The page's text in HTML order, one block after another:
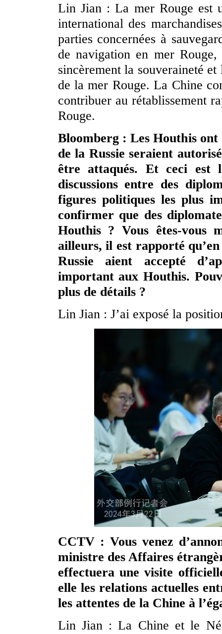
Lin Jian : La mer Rouge est
international des
parties concernées à
de navigation en mer
sincèrement la souveraineté
de la mer Rouge. La Chine
contribuer au rétablissement
Rouge.
Bloomberg : Les Houthis ont
de la Russie seraient
être attaqués. Et ceci est
discussions entre des
figures politiques les plus
confirmer que des
Houthis ? Vous êtes-vous
ailleurs, il est rapporté
Russie aient accepté
important aux Houthis.
plus de détails ?
Lin Jian : J’ai exposé la
CCTV : Vous venez
ministre des Affaires
effectuera une visite
elle les relations actuelles
les attentes de la Chine à
Lin Jian : La Chine et le